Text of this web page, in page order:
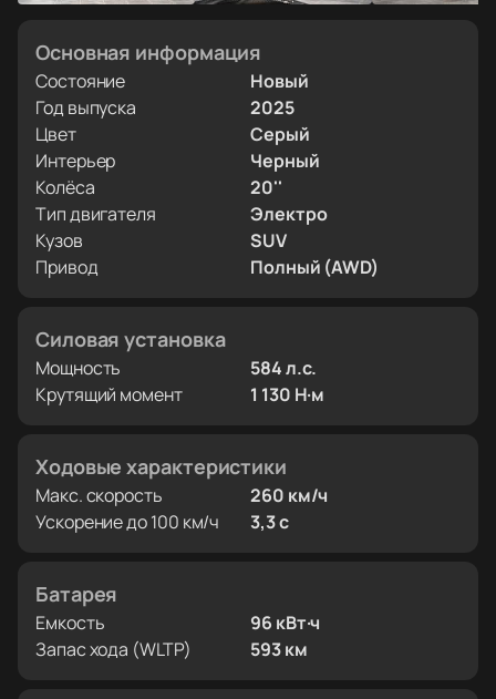
Основная информация
Состояние
Новый
Год выпуска
2025
Цвет
Серый
Интерьер
Черный
Колёса
20''
Тип двигателя
Электро
Кузов
SUV
Привод
Полный (AWD)
Силовая установка
Мощность
584 л.с.
Крутящий момент
1 130 Н·м
Ходовые характеристики
Макс. скорость
260 км/ч
Ускорение до 100 км/ч
3,3 с
Батарея
Емкость
96 кВт·ч
Запас хода (WLTP)
593 км